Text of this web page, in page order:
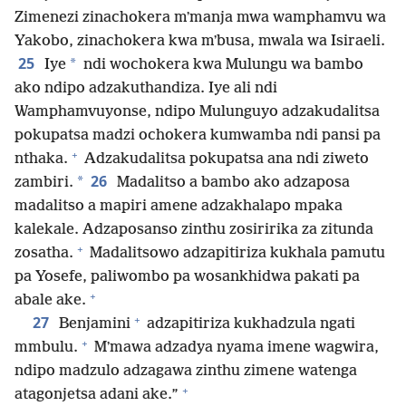
Zimenezi zinachokera mʼmanja mwa wamphamvu wa
Yakobo, zinachokera kwa mʼbusa, mwala wa Isiraeli.
25 Iye * ndi wochokera kwa Mulungu wa bambo
ako ndipo adzakuthandiza. Iye ali ndi
Wamphamvuyonse, ndipo Mulunguyo adzakudalitsa
pokupatsa madzi ochokera kumwamba ndi pansi pa
nthaka. + Adzakudalitsa pokupatsa ana ndi ziweto
zambiri. * 26 Madalitso a bambo ako adzaposa
madalitso a mapiri amene adzakhalapo mpaka
kalekale. Adzaposanso zinthu zosiririka za zitunda
zosatha. + Madalitsowo adzapitiriza kukhala pamutu
pa Yosefe, paliwombo pa wosankhidwa pakati pa
abale ake. +
27 Benjamini + adzapitiriza kukhadzula ngati
mmbulu. + Mʼmawa adzadya nyama imene wagwira,
ndipo madzulo adzagawa zinthu zimene watenga
atagonjetsa adani ake.” +